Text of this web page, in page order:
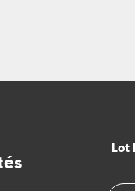
Lot